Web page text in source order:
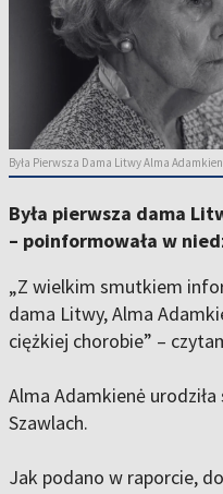
Była Pierwsza Dama Litwy Alma
Była pierwsza dama
– poinformowała w
„Z wielkim smutkiem
dama Litwy, Alma
ciężkiej chorobie” –
Alma Adamkienė
Szawlach.
Jak podano w raporcie,